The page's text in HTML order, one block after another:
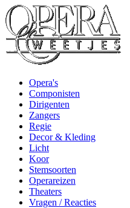
Opera's
Componisten
Dirigenten
Zangers
Regie
Decor & Kleding
Licht
Koor
Stemsoorten
Operareizen
Theaters
Vragen / Reacties